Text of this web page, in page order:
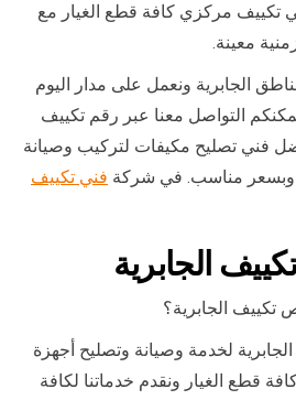
تكييف مركزي كافة قطع الغيار مع
معينة.
الجابرية ونعمل على مدار اليوم
التواصل معنا عبر رقم تكييف
فني تصليح مكيفات لتركيب وصيانة
وبسعر مناسب. في شركة فني تكييف
الجابرية
الجابرية؟
الجابرية لخدمة وصيانة وتصليح أجهزة
قطع الغيار ونقدم خدماتنا لكافة